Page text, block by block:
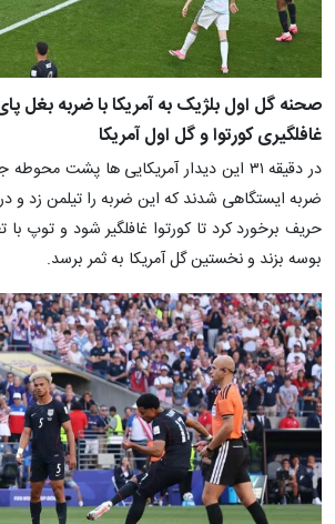
صحنه گل اول بلژیک به آمریکا با ضربه بغل
غافلگیری کورتوا و گل اول آمریکا
در دقیقه ۳۱ این دیدار آمریکایی ها پشت
ضربه ایستگاهی شدند که این ضربه را تیلمن زد و
حریف برخورد کرد تا کورتوا غافلگیر شود و توپ با
بوسه بزند و نخستین گل آمریکا به ثمر برسد.